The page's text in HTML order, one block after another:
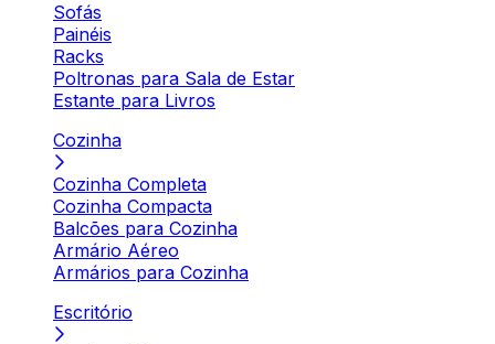
Sofás
Painéis
Racks
Poltronas para Sala de Estar
Estante para Livros
Cozinha
Cozinha Completa
Cozinha Compacta
Balcões para Cozinha
Armário Aéreo
Armários para Cozinha
Escritório